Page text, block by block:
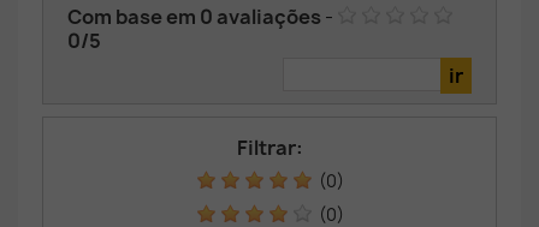
Com base em 0 avaliações -
0/5
Filtrar:
(0)
(0)